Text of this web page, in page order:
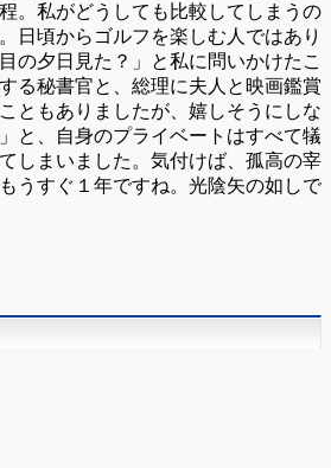
。私がどうしても比較してしまうの
日頃からゴルフを楽しむ人ではあり
の夕日見た？」と私に問いかけたこ
る秘書官と、総理に夫人と映画鑑賞
ともありましたが、嬉しそうにしな
と、自身のプライベートはすべて犠
しまいました。気付けば、孤高の宰
うすぐ１年ですね。光陰矢の如しで